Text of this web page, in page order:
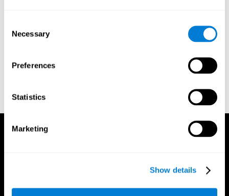
Selection
Necessary
Preferences
Statistics
Marketing
Show details